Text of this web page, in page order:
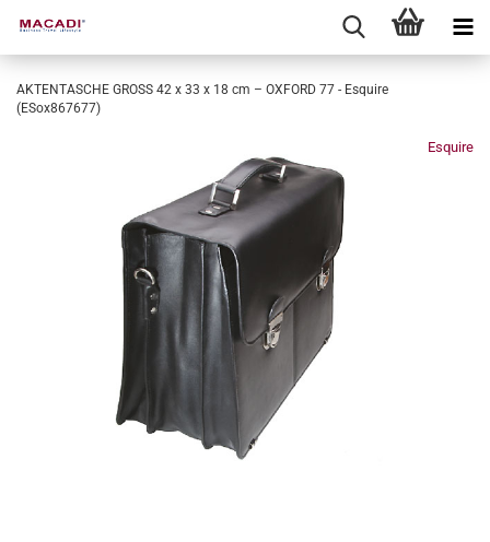
AKTENTASCHE GROSS 42 x 33 x 18 cm – OXFORD 77 - Esquire
(ESox867677)
Esquire